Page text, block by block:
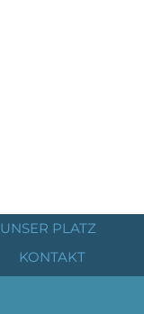
UNSER PLATZ
KONTAKT